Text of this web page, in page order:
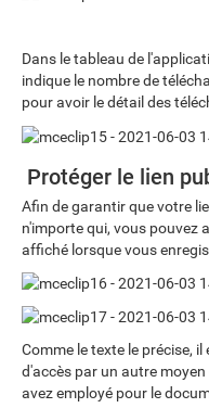
Dans le tableau de
indique le nombre de
pour avoir le détail des
Protéger le lien
Afin de garantir que votre
n'importe qui, vous pouvez
affiché lorsque vous
Comme le texte le précise,
d'accès par un autre
avez employé pour le